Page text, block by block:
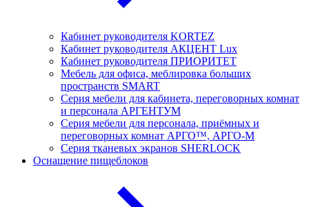
Кабинет руководителя KORTEZ
Кабинет руководителя АКЦЕНТ Lux
Кабинет руководителя ПРИОРИТЕТ
Мебель для офиса, меблировка больших
пространств SMART
Серия мебели для кабинета, переговорных комнат
и персонала АРГЕНТУМ
Серия мебели для персонала, приёмных и
переговорных комнат АРГО™, АРГО-М
Серия тканевых экранов SHERLOCK
Оснащение пищеблоков